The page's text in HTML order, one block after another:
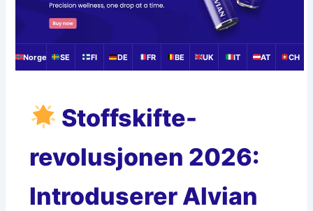
Norge SE FI DE FR BE UK IT AT CH
Stoffskifte-
revolusjonen 2026:
Introduserer Alvian